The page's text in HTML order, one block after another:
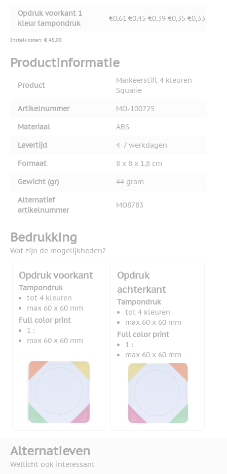
Opdruk voorkant 1
kleur tampondruk
€0,61 €0,45 €0,39 €0,35 €0,33
Instelkosten: € 45,00
Productinformatie
Product
Markeerstift 4 kleuren
Squarie
Artikelnummer
MO-100725
Materiaal
ABS
Levertijd
4-7 werkdagen
Formaat
8 x 8 x 1,8 cm
Gewicht (gr)
44 gram
Alternatief
artikelnummer
MO8783
Bedrukking
Wat zijn de mogelijkheden?
Opdruk voorkant
Tampondruk
tot 4 kleuren
max 60 x 60 mm
Full color print
1 :
max 60 x 60 mm
Opdruk
achterkant
Tampondruk
tot 4 kleuren
max 60 x 60 mm
Full color print
1 :
max 60 x 60 mm
Alternatieven
Wellicht ook interessant